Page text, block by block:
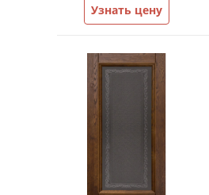
Узнать цену